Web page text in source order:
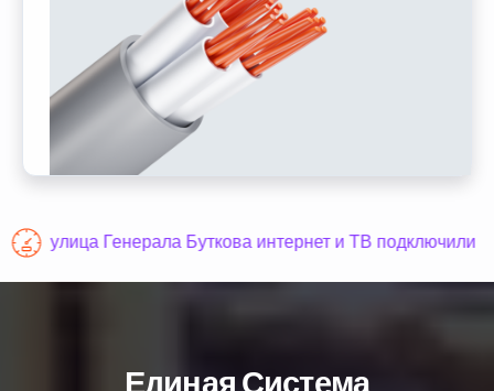
улица Генерала Буткова интернет и ТВ подключили
Единая Система